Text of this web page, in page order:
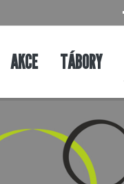
AKCE TÁBORY